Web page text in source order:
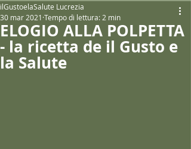
ELOGIO ALLA POLPETTA
- la ricetta de il Gusto e
la Salute
ilGustoelaSalute Lucrezia
30 mar 2021 Tempo di lettura: 2 min